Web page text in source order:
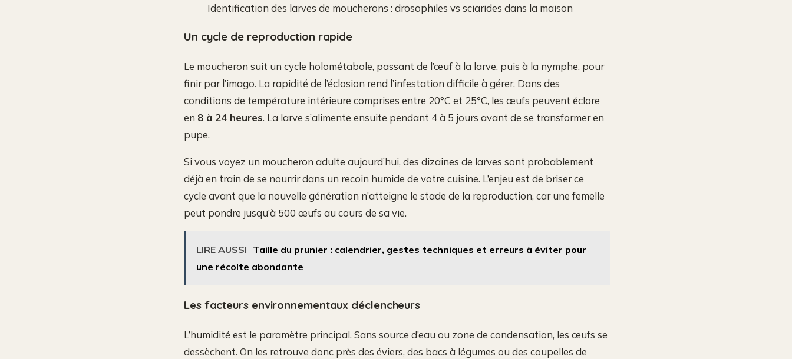
Identification des larves de moucherons : drosophiles vs sciarides dans la maison
Un cycle de reproduction rapide
Le moucheron suit un cycle holométabole, passant de l’œuf à la larve, puis à la nymphe, pour
finir par l’imago. La rapidité de l’éclosion rend l’infestation difficile à gérer. Dans des
conditions de température intérieure comprises entre 20°C et 25°C, les œufs peuvent éclore
en 8 à 24 heures. La larve s’alimente ensuite pendant 4 à 5 jours avant de se transformer en
pupe.
Si vous voyez un moucheron adulte aujourd’hui, des dizaines de larves sont probablement
déjà en train de se nourrir dans un recoin humide de votre cuisine. L’enjeu est de briser ce
cycle avant que la nouvelle génération n’atteigne le stade de la reproduction, car une femelle
peut pondre jusqu’à 500 œufs au cours de sa vie.
LIRE AUSSI Taille du prunier : calendrier, gestes techniques et erreurs à éviter pour
une récolte abondante
Les facteurs environnementaux déclencheurs
L’humidité est le paramètre principal. Sans source d’eau ou zone de condensation, les œufs se
dessèchent. On les retrouve donc près des éviers, des bacs à légumes ou des coupelles de